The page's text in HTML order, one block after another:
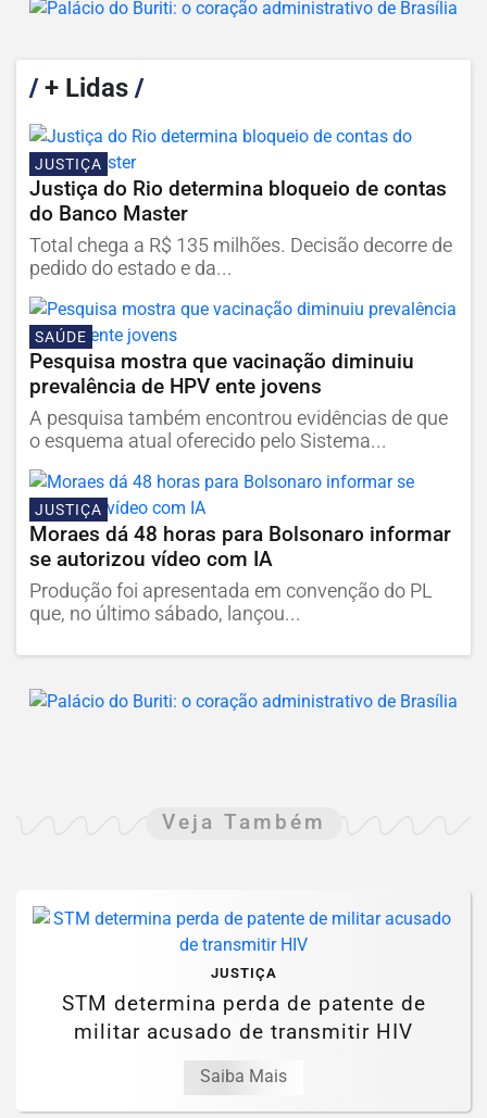
/+ Lidas /
JUSTIÇA
Justiça do Rio determina bloqueio de contas
do Banco Master
Total chega a R$ 135 milhões. Decisão decorre de
pedido do estado e da...
SAÚDE
Pesquisa mostra que vacinação diminuiu
prevalência de HPV ente jovens
A pesquisa também encontrou evidências de que
o esquema atual oferecido pelo Sistema...
JUSTIÇA
Moraes dá 48 horas para Bolsonaro informar
se autorizou vídeo com IA
Produção foi apresentada em convenção do PL
que, no último sábado, lançou...
Veja Também
JUSTIÇA
STM determina perda de patente de
militar acusado de transmitir HIV
Saiba Mais